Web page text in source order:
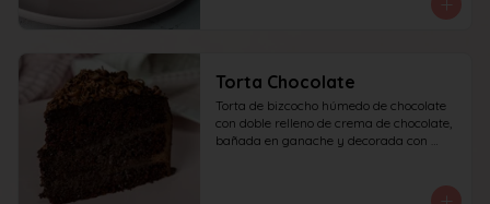
Torta Chocolate
Torta de bizcocho húmedo de chocolate
con doble relleno de crema de chocolate,
bañada en ganache y decorada con